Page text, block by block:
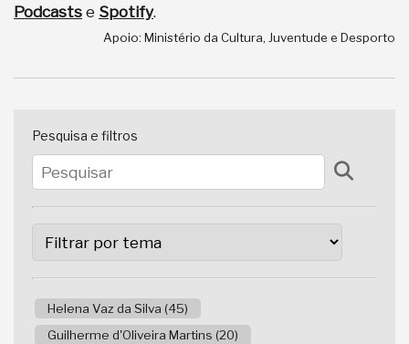
Podcasts e Spotify.
Apoio: Ministério da Cultura, Juventude e Desporto
Pesquisa e filtros
Helena Vaz da Silva (45)
Guilherme d'Oliveira Martins (20)